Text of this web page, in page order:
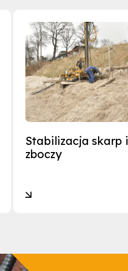
Stabilizacja skarp i
zboczy